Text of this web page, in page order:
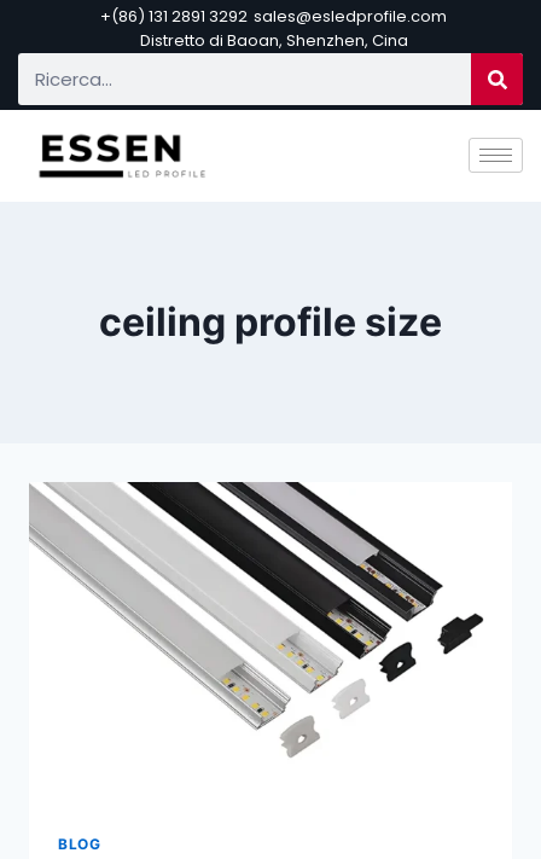
+(86) 131 2891 3292 sales@esledprofile.com
Distretto di Baoan, Shenzhen, Cina
ceiling profile size
BLOG